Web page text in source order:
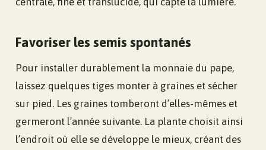
Favoriser les semis spontanés
Pour installer durablement la monnaie du pape,
laissez quelques tiges monter à graines et sécher
sur pied. Les graines tomberont d’elles-mêmes et
germeront l’année suivante. La plante choisit ainsi
l’endroit où elle se développe le mieux, créant des